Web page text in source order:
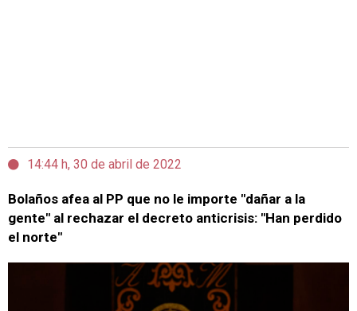
14:44 h, 30 de abril de 2022
Bolaños afea al PP que no le importe "dañar a la
gente" al rechazar el decreto anticrisis: "Han perdido
el norte"